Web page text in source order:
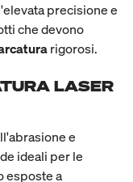
precisione e
che devono
rigorosi.
LASER
e
ideali per le
esposte a